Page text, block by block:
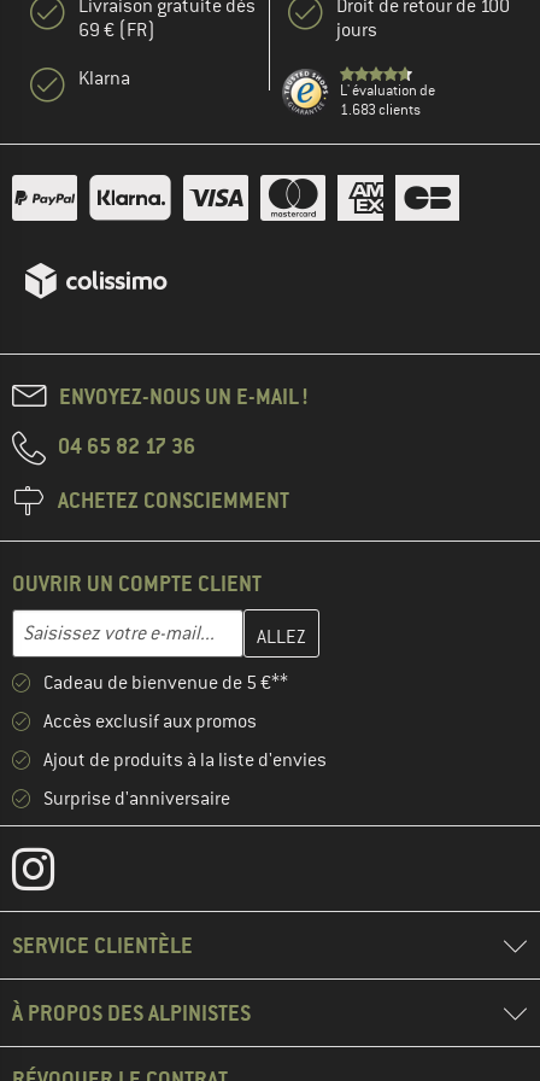
Livraison gratuite dès
69 € (FR)
Klarna
Droit de retour de 100
jours
L' évaluation de
1.683 clients
ENVOYEZ-NOUS UN E-MAIL !
04 65 82 17 36
ACHETEZ CONSCIEMMENT
OUVRIR UN COMPTE CLIENT
Adresse e-mail
Entrez votre adresse e-mail ici et créez votre compte client à la
Cadeau de bienvenue de 5 €**
Accès exclusif aux promos
Ajout de produits à la liste d'envies
Surprise d'anniversaire
SERVICE CLIENTÈLE
À PROPOS DES ALPINISTES